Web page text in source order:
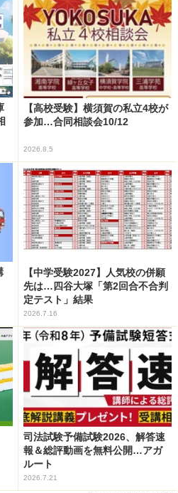
【高校受験】横須賀の私立4校が
参加…合同相談会10/12
2026.8.5
【中学受験2027】人気校の併願
先は…四谷大塚「第2回合不合判
定テスト」結果
2026.7.16
司法試験予備試験2026、解答速
報＆総評動画を無料公開…アガ
ルート
2026.7.21